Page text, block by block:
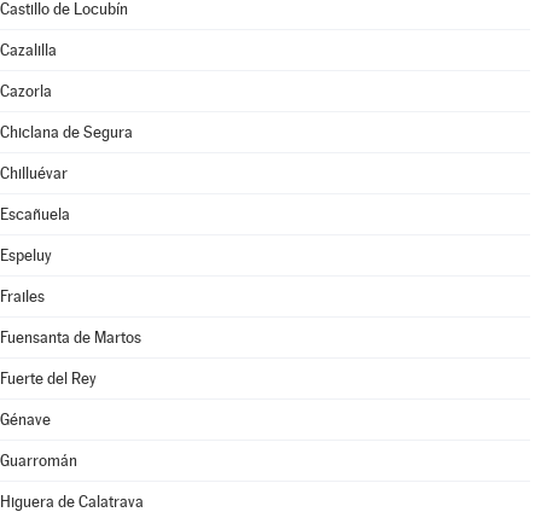
Castillo de Locubín
Cazalilla
Cazorla
Chiclana de Segura
Chilluévar
Escañuela
Espeluy
Frailes
Fuensanta de Martos
Fuerte del Rey
Génave
Guarromán
Higuera de Calatrava